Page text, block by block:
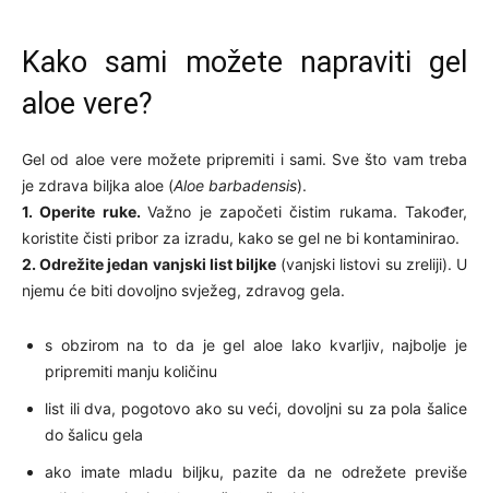
Kako sami možete napraviti gel
aloe vere?
Gel od aloe vere možete pripremiti i sami. Sve što vam treba
je zdrava biljka aloe (Aloe barbadensis).
1. Operite ruke.Važno je započeti čistim rukama. Također,
koristite čisti pribor za izradu, kako se gel ne bi kontaminirao.
2. Odrežite jedan vanjski list biljke (vanjski listovi su zreliji). U
njemu će biti dovoljno svježeg, zdravog gela.
s obzirom na to da je gel aloe lako kvarljiv, najbolje je
pripremiti manju količinu
list ili dva, pogotovo ako su veći, dovoljni su za pola šalice
do šalicu gela
ako imate mladu biljku, pazite da ne odrežete previše